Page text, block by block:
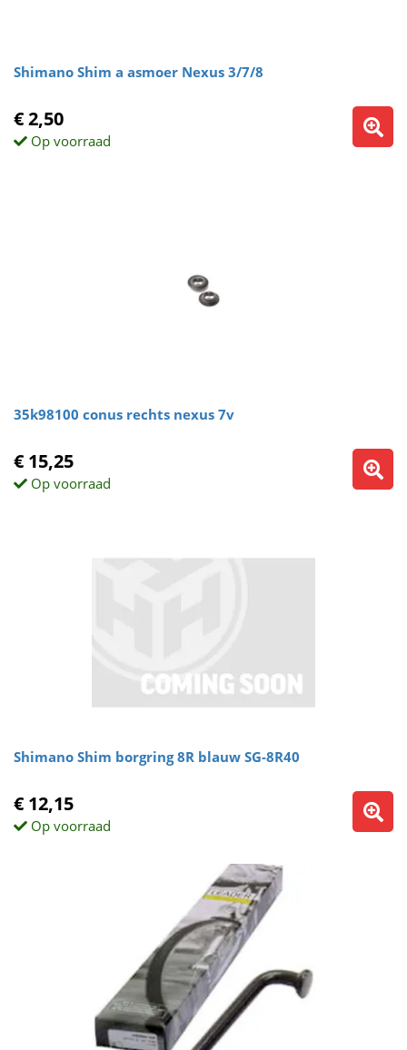
Shimano Shim a asmoer Nexus 3/7/8
€ 2,50
Op voorraad
35k98100 conus rechts nexus 7v
€ 15,25
Op voorraad
Shimano Shim borgring 8R blauw SG-8R40
€ 12,15
Op voorraad